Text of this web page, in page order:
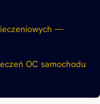
—
OC samochodu